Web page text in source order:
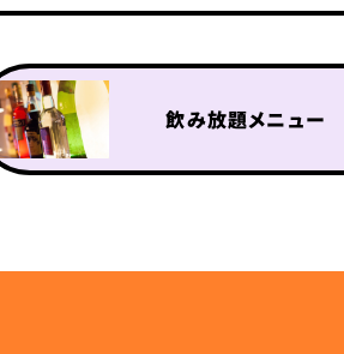
飲み放題メニュー
ドリンクメニュー